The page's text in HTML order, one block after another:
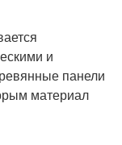
и
панели
материал